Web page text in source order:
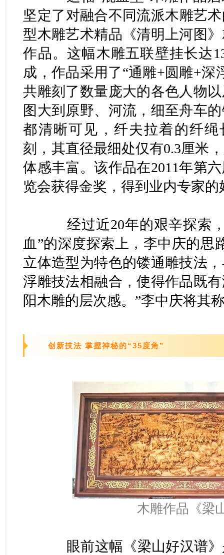
坚定了对融合不同流派木雕艺
型木雕艺术精品《清明上河图
作品。这幅木雕五联壁挂长达
成，作品采用了“通雕+圆雕+深
共雕刻了数量庞大的各色人物
图大到原野、河流，细至舟车
都清晰可见，纤夫拉着的纤
刻，其直径最细处仅有0.3厘米
体感丰富。该作品在2011年第
览会获得金奖，得到业内专家的
经过近20年的艰辛探索，
血”的深度探索上，李中庆的思
立体造型为特色的镂通雕技法
浮雕技法相融合，使得作品既
阳木雕的层次感。”李中庆将其
创新技法 掌握神秘的“35度角”
木雕作品《梁
眼前这幅《梁山好汉谱》